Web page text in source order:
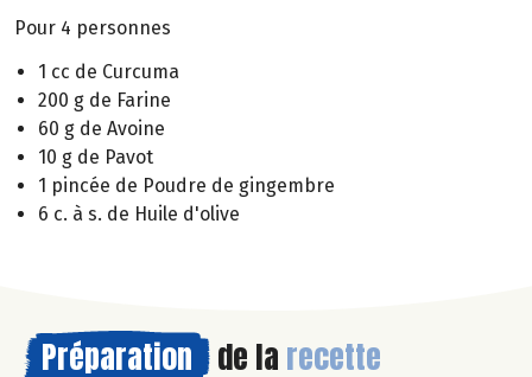
Pour 4 personnes
1 cc de Curcuma
200 g de Farine
60 g de Avoine
10 g de Pavot
1 pincée de Poudre de gingembre
6 c. à s. de Huile d'olive
Préparation de la recette